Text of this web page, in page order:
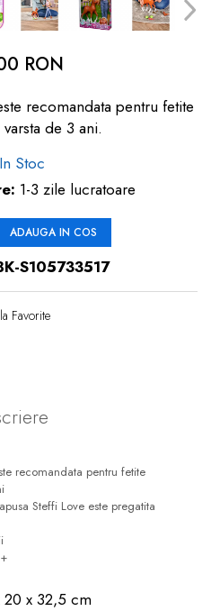
RON
recomandata pentru fetite
de 3 ani.
In Stoc
1-3 zile lucratoare
ADAUGA IN COS
S105733517
Favorite
recomandata pentru fetite
Steffi Love este pregatita
20 x 32,5 cm